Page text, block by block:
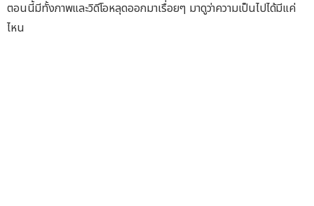
ตอนนี้มีทั้งภาพและวิดีโอหลุดออกมาเรื่อยๆ มาดูว่าความเป็นไปได้มีแค่
ไหน